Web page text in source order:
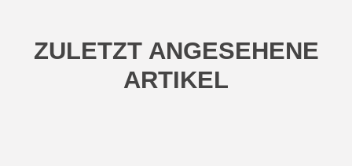
ZULETZT ANGESEHENE
ARTIKEL